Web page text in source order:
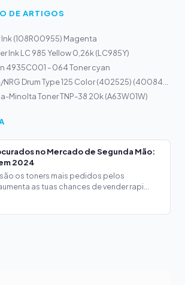
DE ARTIGOS
Ink (108R00955) Magenta
Ink LC 985 Yellow 0,26k (LC985Y)
4935C001 - 064 Toner cyan
Ricoh/NRG Drum Type 125 Color (402525) (400843) (DMU125...
Minolta Toner TNP-38 20k (A63W01W)
no Mercado de Segunda Mão:
2024
os toners mais pedidos pelos
as tuas chances de vender rapi...